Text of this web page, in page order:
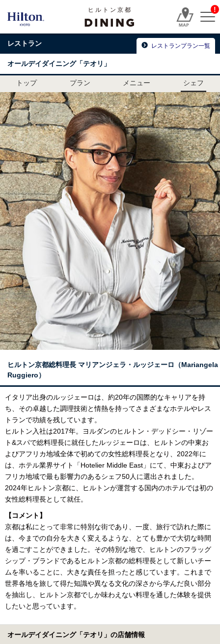
ヒルトン京都
DINING
!
レストラン レストランプラン一覧
オールデイダイニング「テオリ」
トップ プラン メニュー シェフ
ヒルトン京都総料理長 マリアンジェラ・ルッジェーロ（Mariangela
Ruggiero）
イタリア出身のルッジェーロは、約20年の国際的なキャリアを持
ち、その卓越した調理技術と情熱を持ってさまざまなホテルやレス
トランで功績を残しています。
ヒルトン入社は2017年。ヨルダンのヒルトン・デッドシー・リゾー
ト&スパで総料理長に就任したルッジェーロは、ヒルトンの中東お
よびアフリカ地域全体で初めての女性総料理長となり、2022年に
は、ホテル業界サイト「Hotelier Middle East」にて、中東およびア
フリカ地域で最も影響力のあるシェフ50人に選出されました。
2024年ヒルトン京都に、ヒルトンが運営する国内のホテルでは初の
女性総料理長として就任。
【コメント】
京都は私にとって非常に特別な街であり、一度、旅行で訪れた際に
は、今までの自分を大きく変えるような、とても豊かで大切な時間
を過ごすことができました。その特別な地で、ヒルトンのフラッグ
シップ・ブランドであるヒルトン京都の総料理長として新しいチー
ムを率いることに、大きな責任を担ったと感じています。これまで
世界各地を旅して得た知識や異なる文化の深さから学んだ良い部分
を抽出し、ヒルトン京都でしか味わえない料理を通した体験を提供
したいと思っています。
オールデイダイニング「テオリ」の店舗情報